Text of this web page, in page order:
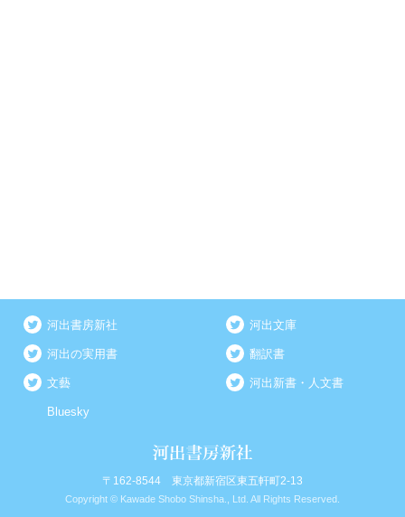
河出書房新社 河出文庫
河出の実用書 翻訳書
文藝 河出新書・人文書
Bluesky
〒162-8544 東京都新宿区東五軒町2-13
Copyright © Kawade Shobo Shinsha., Ltd. All Rights Reserved.